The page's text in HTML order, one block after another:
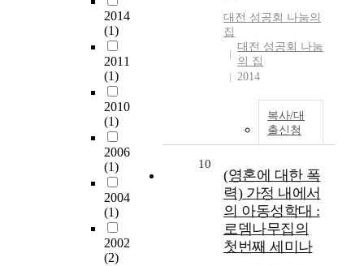
2014
(1)
2011
(1)
2010
(1)
2006
(1)
2004
(1)
2002
(2)
대전 성공회 나눔의
집
대전 성공회 나눔
의 집
2014
복사/대
출신청
10
(영혼에 대한 폭
력) 가정 내에서
의 아동성학대 :
로뎀나무집의
첫번째 세미나